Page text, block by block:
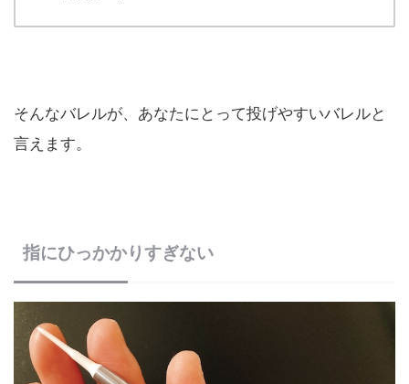
そんなバレルが、あなたにとって投げやすいバレルと
言えます。
指にひっかかりすぎない